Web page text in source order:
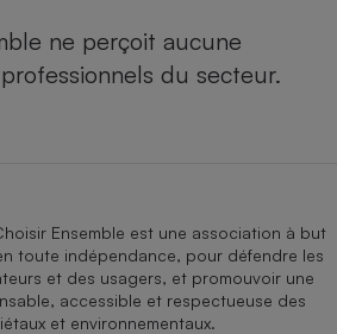
ne perçoit aucune
du secteur.
Ensemble est une association à but
toute indépendance, pour défendre les
et des usagers, et promouvoir une
accessible et respectueuse des
et environnementaux.